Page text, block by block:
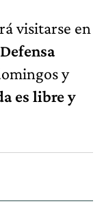
visitarse en
Defensa
y
es libre y